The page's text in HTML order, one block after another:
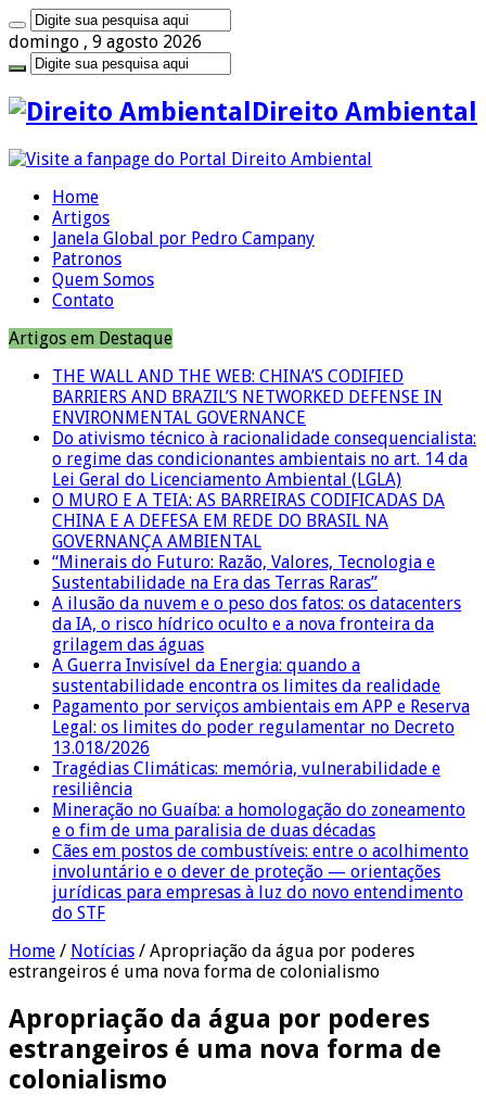
domingo , 9 agosto 2026
Direito Ambiental
Home
Artigos
Janela Global por Pedro Campany
Patronos
Quem Somos
Contato
Artigos em Destaque
THE WALL AND THE WEB: CHINA’S CODIFIED
BARRIERS AND BRAZIL’S NETWORKED DEFENSE IN
ENVIRONMENTAL GOVERNANCE
Do ativismo técnico à racionalidade consequencialista:
o regime das condicionantes ambientais no art. 14 da
Lei Geral do Licenciamento Ambiental (LGLA)
O MURO E A TEIA: AS BARREIRAS CODIFICADAS DA
CHINA E A DEFESA EM REDE DO BRASIL NA
GOVERNANÇA AMBIENTAL
“Minerais do Futuro: Razão, Valores, Tecnologia e
Sustentabilidade na Era das Terras Raras”
A ilusão da nuvem e o peso dos fatos: os datacenters
da IA, o risco hídrico oculto e a nova fronteira da
grilagem das águas
A Guerra Invisível da Energia: quando a
sustentabilidade encontra os limites da realidade
Pagamento por serviços ambientais em APP e Reserva
Legal: os limites do poder regulamentar no Decreto
13.018/2026
Tragédias Climáticas: memória, vulnerabilidade e
resiliência
Mineração no Guaíba: a homologação do zoneamento
e o fim de uma paralisia de duas décadas
Cães em postos de combustíveis: entre o acolhimento
involuntário e o dever de proteção — orientações
jurídicas para empresas à luz do novo entendimento
do STF
Home / Notícias / Apropriação da água por poderes
estrangeiros é uma nova forma de colonialismo
Apropriação da água por poderes
estrangeiros é uma nova forma de
colonialismo